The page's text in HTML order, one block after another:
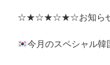
☆★☆★☆★☆お知
今月のスペシャル韓